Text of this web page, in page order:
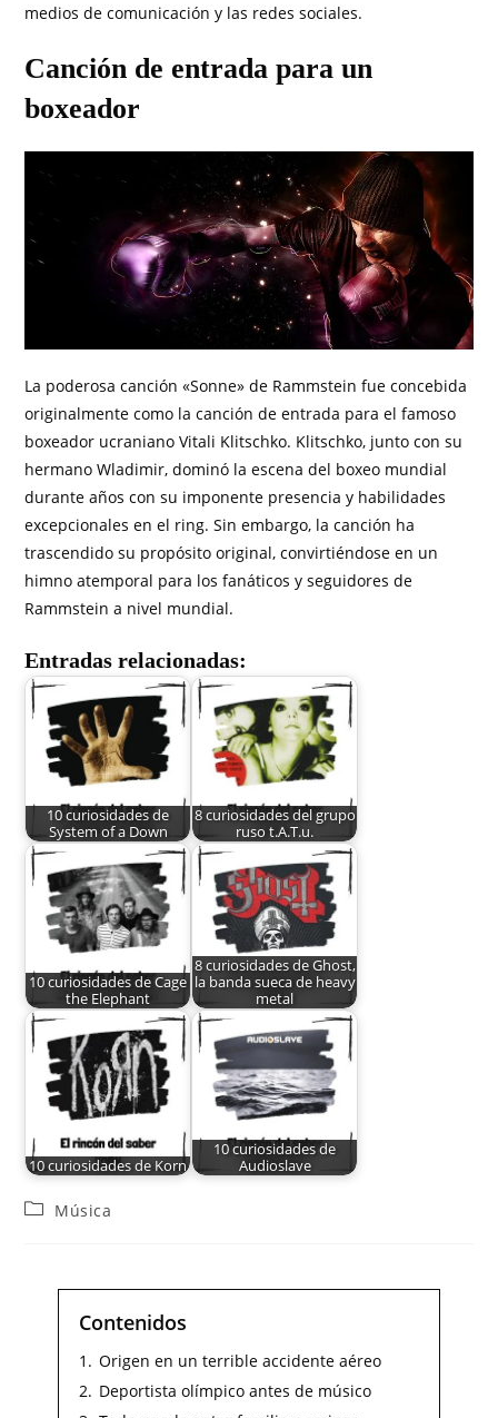
medios de comunicación y las redes sociales.
Canción de entrada para un
boxeador
La poderosa canción «Sonne» de Rammstein fue concebida
originalmente como la canción de entrada para el famoso
boxeador ucraniano Vitali Klitschko. Klitschko, junto con su
hermano Wladimir, dominó la escena del boxeo mundial
durante años con su imponente presencia y habilidades
excepcionales en el ring. Sin embargo, la canción ha
trascendido su propósito original, convirtiéndose en un
himno atemporal para los fanáticos y seguidores de
Rammstein a nivel mundial.
Entradas relacionadas:
10 curiosidades de
System of a Down
8 curiosidades del grupo
ruso t.A.T.u.
10 curiosidades de Cage
the Elephant
8 curiosidades de Ghost,
la banda sueca de heavy
metal
10 curiosidades de Korn
10 curiosidades de
Audioslave
Música
Contenidos
1. Origen en un terrible accidente aéreo
2. Deportista olímpico antes de músico